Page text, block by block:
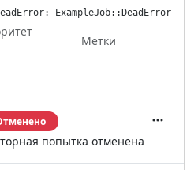
ExampleJob::DeadError
Метки
попытка отменена